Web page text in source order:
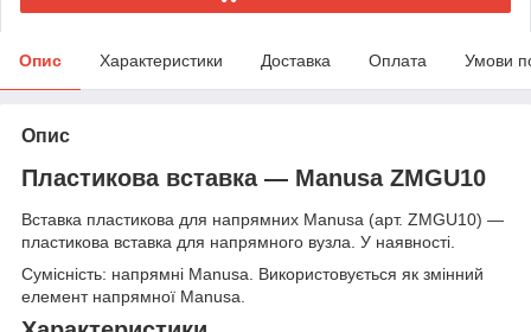
Опис Характеристики Доставка Оплата Умови
Опис
Пластикова вставка — Manusa ZMGU10
Вставка пластикова для напрямних Manusa (арт. ZMGU10) —
пластикова вставка для напрямного вузла. У наявності.
Сумісність: напрямні Manusa. Використовується як змінний
елемент напрямної Manusa.